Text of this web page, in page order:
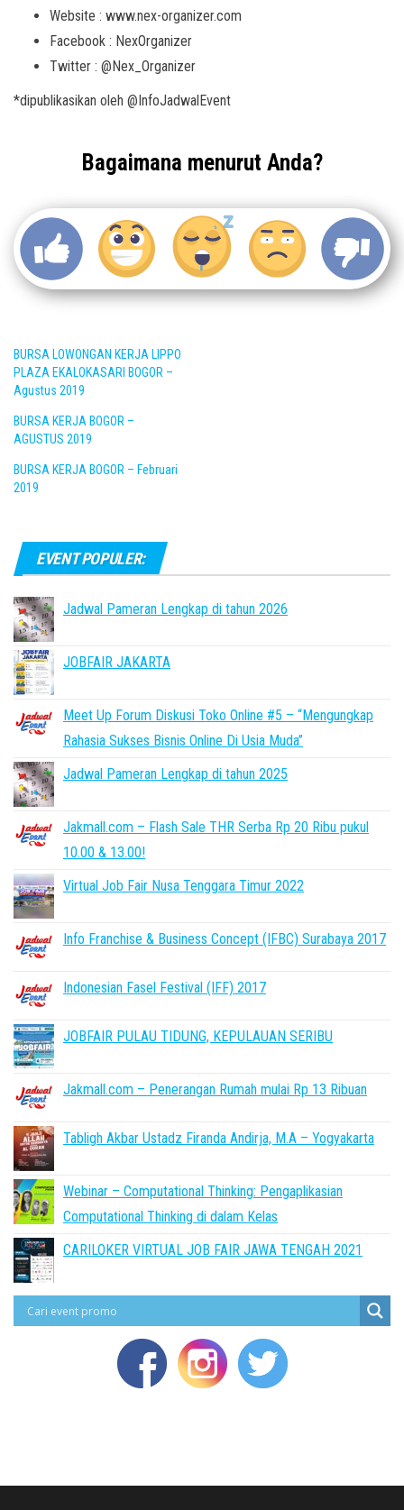
Website : www.nex-organizer.com
Facebook : NexOrganizer
Twitter : @Nex_Organizer
*dipublikasikan oleh @InfoJadwalEvent
Bagaimana menurut Anda?
BURSA LOWONGAN KERJA LIPPO
PLAZA EKALOKASARI BOGOR –
Agustus 2019
BURSA KERJA BOGOR –
AGUSTUS 2019
BURSA KERJA BOGOR – Februari
2019
EVENT POPULER:
Jadwal Pameran Lengkap di tahun 2026
JOBFAIR JAKARTA
Meet Up Forum Diskusi Toko Online #5 – “Mengungkap
Rahasia Sukses Bisnis Online Di Usia Muda”
Jadwal Pameran Lengkap di tahun 2025
Jakmall.com – Flash Sale THR Serba Rp 20 Ribu pukul
10.00 & 13.00!
Virtual Job Fair Nusa Tenggara Timur 2022
Info Franchise & Business Concept (IFBC) Surabaya 2017
Indonesian Fasel Festival (IFF) 2017
JOBFAIR PULAU TIDUNG, KEPULAUAN SERIBU
Jakmall.com – Penerangan Rumah mulai Rp 13 Ribuan
Tabligh Akbar Ustadz Firanda Andirja, M.A – Yogyakarta
Webinar – Computational Thinking: Pengaplikasian
Computational Thinking di dalam Kelas
CARILOKER VIRTUAL JOB FAIR JAWA TENGAH 2021